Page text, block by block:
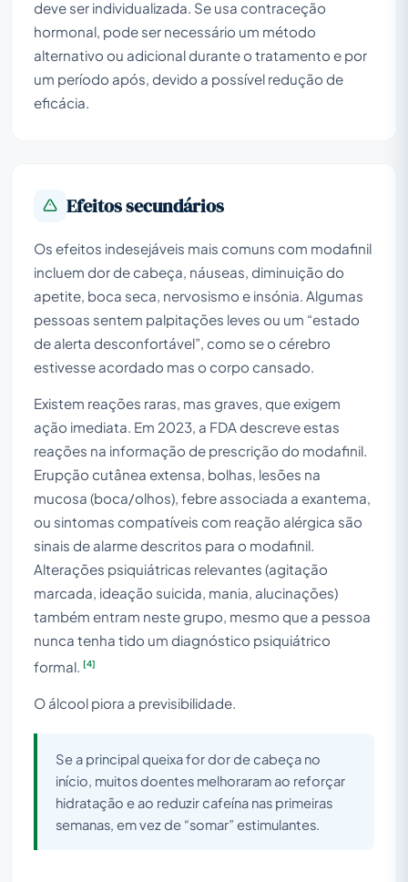
deve ser individualizada. Se usa contraceção
hormonal, pode ser necessário um método
alternativo ou adicional durante o tratamento e por
um período após, devido a possível redução de
eficácia.
Efeitos secundários
Os efeitos indesejáveis mais comuns com modafinil
incluem dor de cabeça, náuseas, diminuição do
apetite, boca seca, nervosismo e insónia. Algumas
pessoas sentem palpitações leves ou um “estado
de alerta desconfortável”, como se o cérebro
estivesse acordado mas o corpo cansado.
Existem reações raras, mas graves, que exigem
ação imediata. Em 2023, a FDA descreve estas
reações na informação de prescrição do modafinil.
Erupção cutânea extensa, bolhas, lesões na
mucosa (boca/olhos), febre associada a exantema,
ou sintomas compatíveis com reação alérgica são
sinais de alarme descritos para o modafinil.
Alterações psiquiátricas relevantes (agitação
marcada, ideação suicida, mania, alucinações)
também entram neste grupo, mesmo que a pessoa
nunca tenha tido um diagnóstico psiquiátrico
formal.
[4]
O álcool piora a previsibilidade.
Se a principal queixa for dor de cabeça no
início, muitos doentes melhoraram ao reforçar
hidratação e ao reduzir cafeína nas primeiras
semanas, em vez de “somar” estimulantes.